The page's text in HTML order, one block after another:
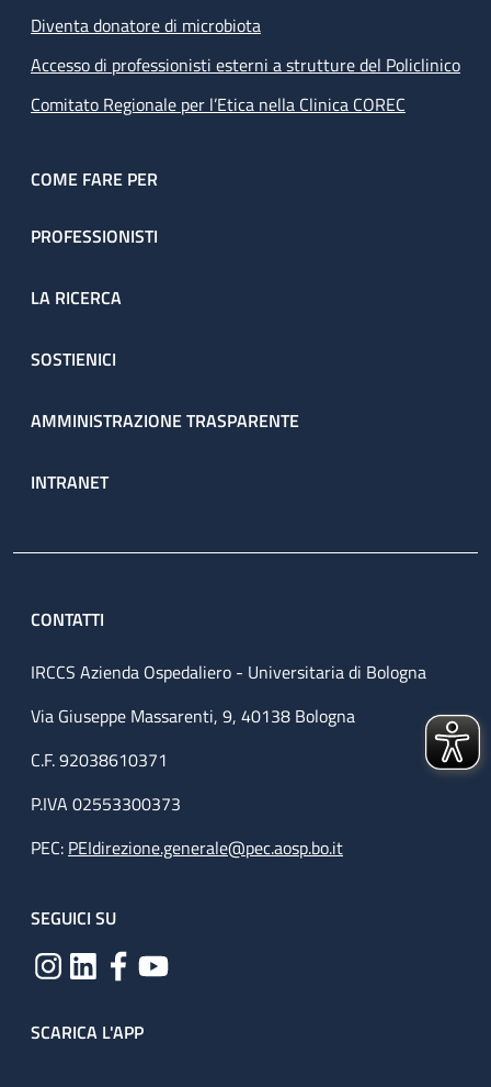
Diventa donatore di microbiota
Accesso di professionisti esterni a strutture del Policlinico
Comitato Regionale per l’Etica nella Clinica COREC
COME FARE PER
PROFESSIONISTI
LA RICERCA
SOSTIENICI
AMMINISTRAZIONE TRASPARENTE
INTRANET
CONTATTI
IRCCS Azienda Ospedaliero - Universitaria di Bologna
Via Giuseppe Massarenti, 9, 40138 Bologna
C.F. 92038610371
P.IVA 02553300373
PEC: PEIdirezione.generale@pec.aosp.bo.it
SEGUICI SU
SCARICA L'APP